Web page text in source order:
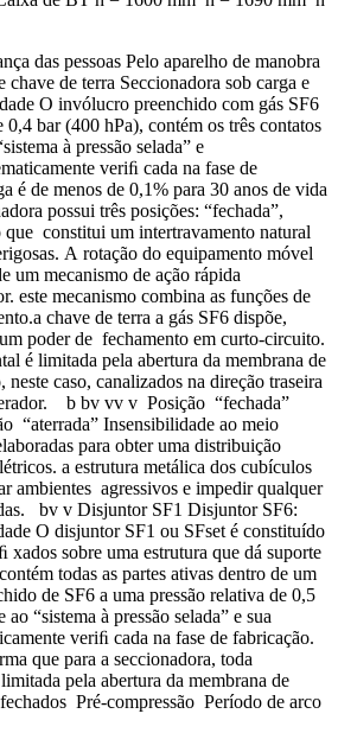
das pessoas Pelo aparelho de manobra
chave de terra Seccionadora sob carga e
O invólucro preenchido com gás SF6
0,4 bar (400 hPa), contém os três contatos
à pressão selada” e
veriﬁ cada na fase de
é de menos de 0,1% para 30 anos de vida
possui três posições: “fechada”,
que constitui um intertravamento natural
A rotação do equipamento móvel
um mecanismo de ação rápida
este mecanismo combina as funções de
chave de terra a gás SF6 dispõe,
poder de fechamento em curto-circuito.
é limitada pela abertura da membrana de
neste caso, canalizados na direção traseira
b bv vv v Posição “fechada”
“aterrada” Insensibilidade ao meio
para obter uma distribuição
a estrutura metálica dos cubículos
ambientes agressivos e impedir qualquer
bv v Disjuntor SF1 Disjuntor SF6:
O disjuntor SF1 ou SFset é constituído
xados sobre uma estrutura que dá suporte
todas as partes ativas dentro de um
de SF6 a uma pressão relativa de 0,5
“sistema à pressão selada” e sua
veriﬁ cada na fase de fabricação.
que para a seccionadora, toda
pela abertura da membrana de
Pré-compressão Período de arco